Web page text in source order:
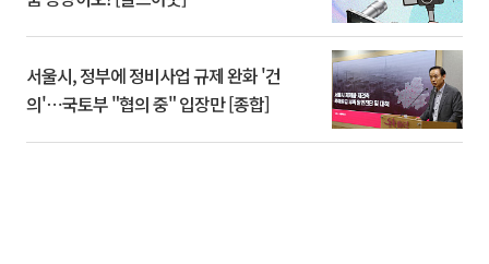
서울시, 정부에 정비사업 규제 완화 '건
의'⋯국토부 "협의 중" 입장만 [종합]